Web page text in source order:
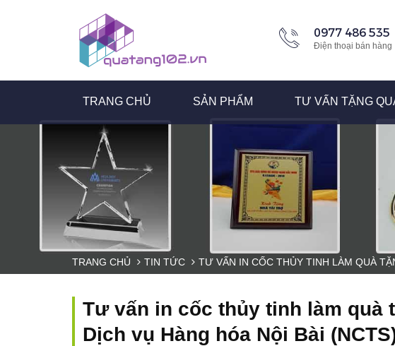
0977 486 535
Điện thoại bán hàng
TRANG CHỦ SẢN PHẨM TƯ VẤN TẶNG
TRANG CHỦ TIN TỨC TƯ VẤN IN CỐC THỦY TINH LÀM QUÀ
Tư vấn in cốc thủy tinh làm quà
Dịch vụ Hàng hóa Nội Bài